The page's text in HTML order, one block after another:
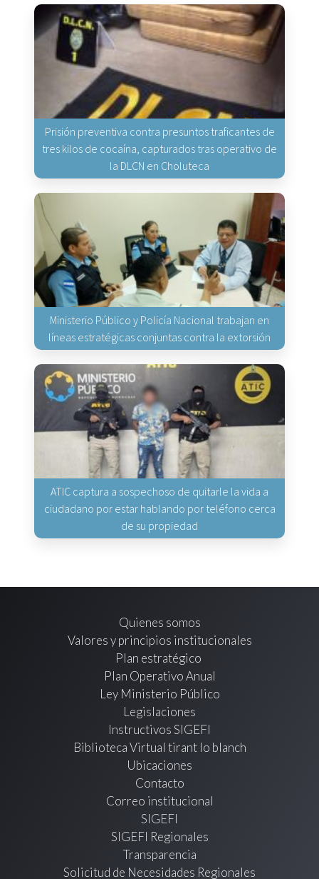
Prisión preventiva contra presuntos traficantes de
tres kilos de cocaína, capturados tras operativo de
la DLCN en Choluteca
Ministerio Público y Policía Nacional trabajan en
líneas estratégicas conjuntas contra la extorsión
ATIC captura a sospechoso de quitarle la vida a
ciudadano por estar hablando por teléfono cerca
de su propiedad
Quienes somos
Valores y principios institucionales
Plan estratégico
Plan Operativo Anual
Ley Ministerio Público
Legislaciones
Instructivos SIGEFI
Biblioteca Virtual tirant lo blanch
Ubicaciones
Contacto
Correo institucional
SIGEFI
SIGEFI Regionales
Transparencia
Solicitud de Necesidades Regionales